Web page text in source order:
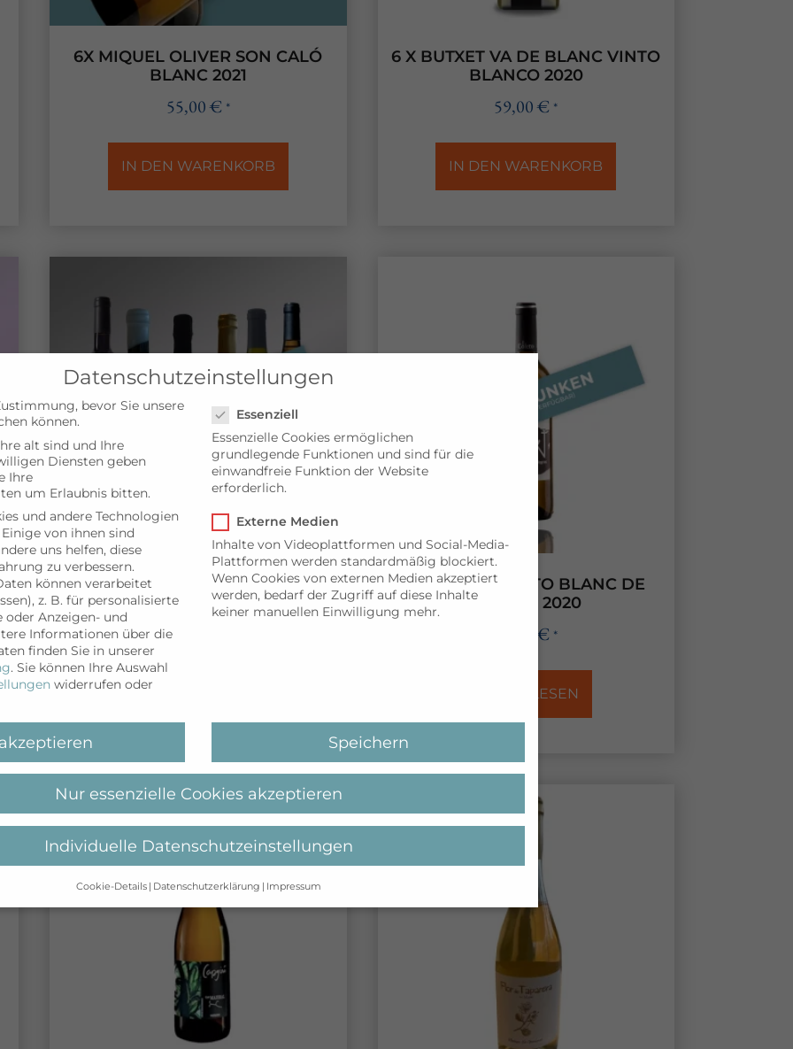
6X MIQUEL OLIVER SON CALÓ
BLANC 2021
55,00€ *
IN DEN WARENKORB
6 X BUTXET VA DE BLANC VINTO
BLANCO 2020
59,00€ *
IN DEN WARENKORB
EXKLUSIV-PAKET
UVP: €99,00€*
WEITERLESEN
6 X CA´N COLETO BLANC DE
NEGRES 2020
€ *
WEITERLESEN
Datenschutzeinstellungen
bevor Sie unsere
können.
alt sind und Ihre
Diensten geben
Ihre
um Erlaubnis bitten.
und andere Technologien
von ihnen sind
uns helfen, diese
zu verbessern.
können verarbeitet
z. B. für personalisierte
oder Anzeigen- und
Informationen über die
finden Sie in unserer
. Sie können Ihre Auswahl
widerrufen oder
Essenziell
Essenzielle Cookies ermöglichen
grundlegende Funktionen und sind für die
einwandfreie Funktion der Website
erforderlich.
Externe Medien
Inhalte von Videoplattformen und Social-Media-
Plattformen werden standardmäßig blockiert.
Wenn Cookies von externen Medien akzeptiert
werden, bedarf der Zugriff auf diese Inhalte
keiner manuellen Einwilligung mehr.
Speichern
Nur essenzielle Cookies akzeptieren
Individuelle Datenschutzeinstellungen
Cookie-Details Datenschutzerklärung Impressum
Datenschutzeinstellungen
alt sind und Ihre Zustimmung zu freiwilligen Diensten geben möchten, müssen
um Erlaubnis bitten.
und andere Technologien auf unserer Website. Einige von ihnen sind essenziell,
diese Website und Ihre Erfahrung zu verbessern.
(z. B. IP-Adressen), z. B. für personalisierte Anzeigen und Inhalte oder
Weitere Informationen über die Verwendung Ihrer Daten finden Sie in